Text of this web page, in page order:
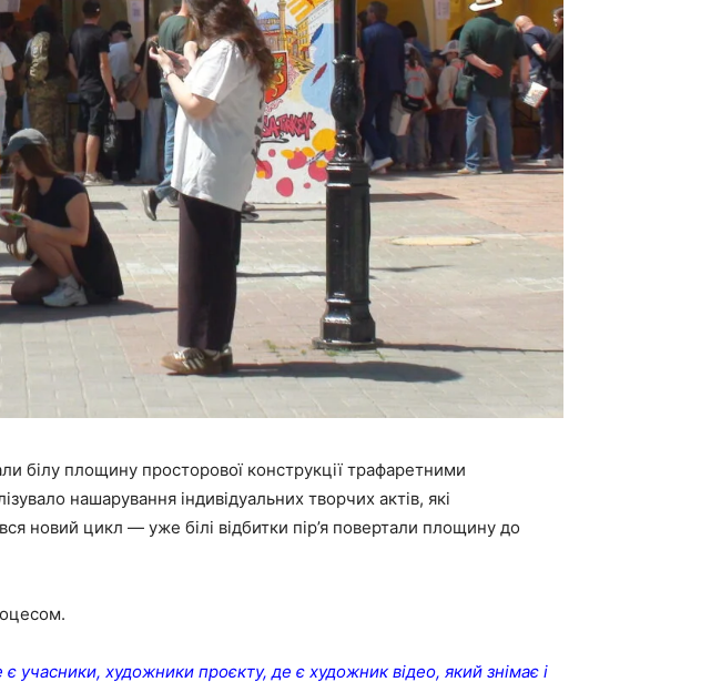
білу площину просторової конструкції трафаретними
нашарування індивідуальних творчих актів, які
новий цикл — уже білі відбитки пір’я повертали площину до
учасники, художники проєкту, де є художник відео, який знімає і